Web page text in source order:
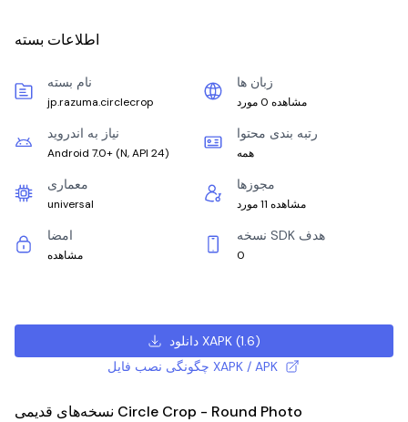
اطلاعات بسته
نام بسته
jp.razuma.circlecrop
زبان ها
مشاهده 0 مورد
نیاز به اندروید
Android 7.0+ (N, API 24)
رتبه بندی محتوا
همه
معماری
universal
مجوزها
مشاهده 11 مورد
امضا
مشاهده
نسخه SDK هدف
0
دانلود XAPK(1.6)
چگونگی نصب فایل XAPK / APK
نسخه‌های قدیمی Circle Crop - Round Photo